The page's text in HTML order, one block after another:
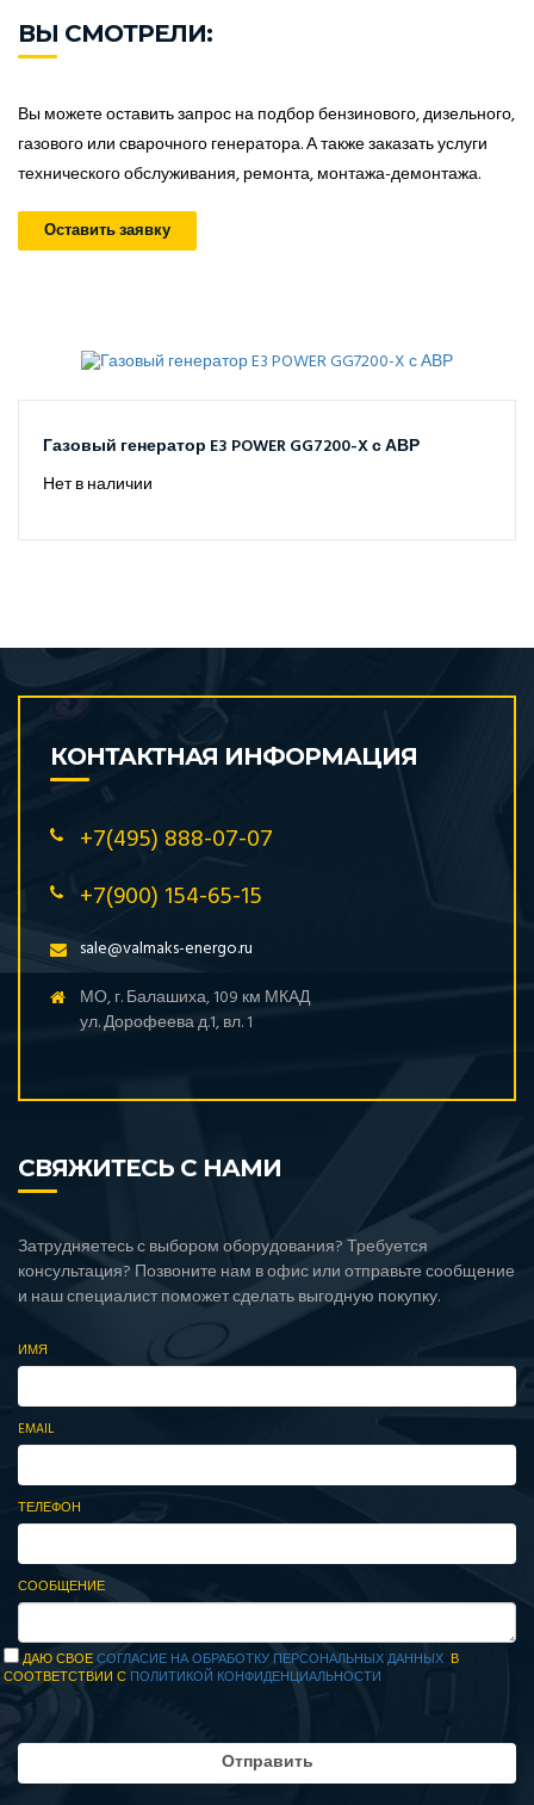
ВЫ СМОТРЕЛИ:
Вы можете оставить запрос на подбор бензинового, дизельного,
газового или сварочного генератора. А также заказать услуги
технического обслуживания, ремонта, монтажа-демонтажа.
Оставить заявку
Газовый генератор E3 POWER GG7200-X с АВР
Нет в наличии
КОНТАКТНАЯ ИНФОРМАЦИЯ
+7(495) 888-07-07
+7(900) 154-65-15
sale@valmaks-energo.ru
МО, г. Балашиха, 109 км МКАД
ул. Дорофеева д.1, вл. 1
СВЯЖИТЕСЬ С НАМИ
Затрудняетесь с выбором оборудования? Требуется
консультация? Позвоните нам в офис или отправьте сообщение
и наш специалист поможет сделать выгодную покупку.
ИМЯ
EMAIL
ТЕЛЕФОН
СООБЩЕНИЕ
ДАЮ СВОЕСОГЛАСИЕ НА ОБРАБОТКУ ПЕРСОНАЛЬНЫХ ДАННЫХ В
СООТВЕТСТВИИ С ПОЛИТИКОЙ КОНФИДЕНЦИАЛЬНОСТИ